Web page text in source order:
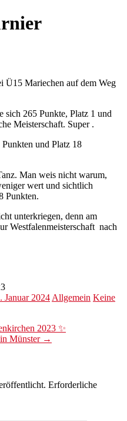
Ü15 Mariechen auf dem Weg
sich 265 Punkte, Platz 1 und
Meisterschaft. Super .
und Platz 18
Man weis nicht warum,
wert und sichtlich
Punkten.
unterkriegen, denn am
Westfalenmeisterschaft nach
Januar 2024 Allgemein Keine
2023 ✨
Münster →
Erforderliche